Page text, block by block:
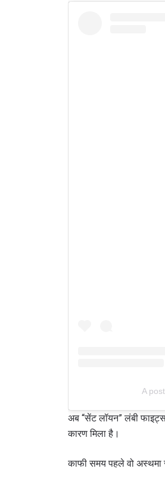
A
अब “सेंट लॉयन” लंबी
कारण मिला है।
काफी समय पहले वो अस्थमा